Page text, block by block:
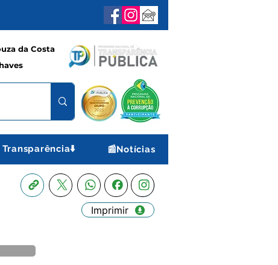
da Costa
Transparência⬇️ 📰Notícias
Imprimir